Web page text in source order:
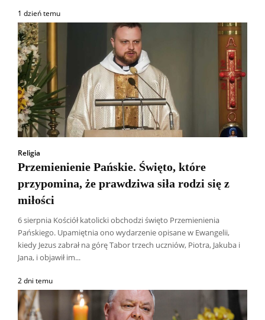
1 dzień temu
Religia
Przemienienie Pańskie. Święto, które
przypomina, że prawdziwa siła rodzi się z
miłości
6 sierpnia Kościół katolicki obchodzi święto Przemienienia
Pańskiego. Upamiętnia ono wydarzenie opisane w Ewangelii,
kiedy Jezus zabrał na górę Tabor trzech uczniów, Piotra, Jakuba i
Jana, i objawił im...
2 dni temu